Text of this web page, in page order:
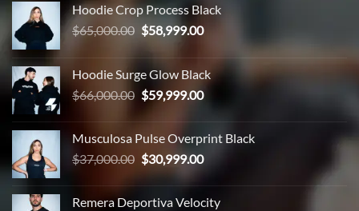
Hoodie Crop Process Black
$65,000.00 El
original
era:
$65,000.00.
$58,999.00El
actual
es:
$58,999.00.
Hoodie Surge Glow Black
$66,000.00 El
original
era:
$66,000.00.
$59,999.00El
es:
$59,999.00.
Musculosa Pulse Overprint Black
$37,000.00 El
precio
original
era:
$30,999.00El
actual
es:
Remera Deportiva Velocity